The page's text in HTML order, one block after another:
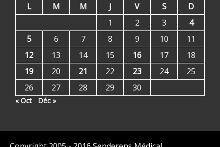
L M M J V S
D
1
2 3
4
5
6 7 8 9 10
11
12
13 14 15 16 17
18
19
20 21 22 23 24
25
26
27 28 29 30
« Oct Déc »